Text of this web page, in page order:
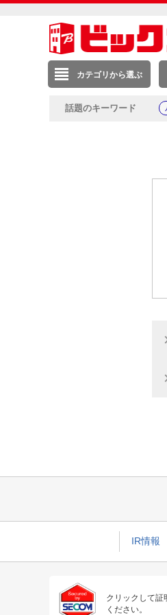
カテゴリから選ぶ
話題のキーワード
IR情報
クリックして証
ください。